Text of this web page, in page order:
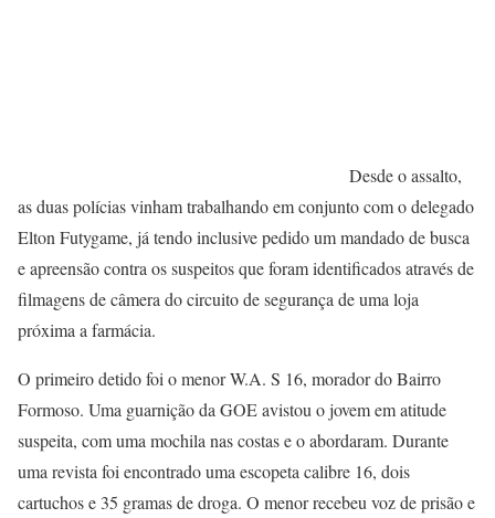
Desde o assalto,
as duas polícias vinham trabalhando em conjunto com o delegado
Elton Futygame, já tendo inclusive pedido um mandado de busca
e apreensão contra os suspeitos que foram identificados através de
filmagens de câmera do circuito de segurança de uma loja
próxima a farmácia.
O primeiro detido foi o menor W.A. S 16, morador do Bairro
Formoso. Uma guarnição da GOE avistou o jovem em atitude
suspeita, com uma mochila nas costas e o abordaram. Durante
uma revista foi encontrado uma escopeta calibre 16, dois
cartuchos e 35 gramas de droga. O menor recebeu voz de prisão e